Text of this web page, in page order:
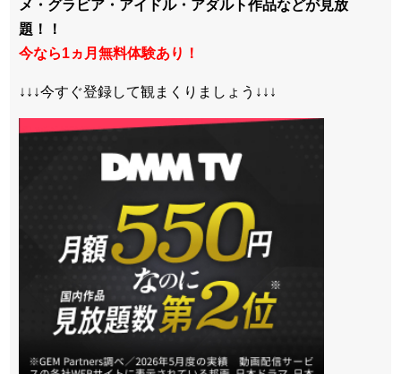
メ・グラビア・アイドル・アダルト作品などが見放
題！！
今なら1ヵ月無料体験あり！
↓↓↓今すぐ登録して観まくりましょう↓↓↓